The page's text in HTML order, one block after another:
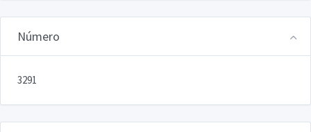
Número
3291